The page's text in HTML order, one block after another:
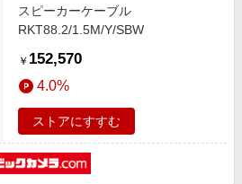
スピーカーケーブル
RKT88.2/1.5M/Y/SBW
￥ 152,570
4.0%
ストアにすすむ